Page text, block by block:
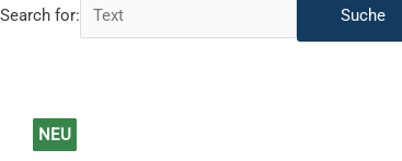
Search for:
100%
Viskose
NEU
NEU
NEU
NEU
NEU
NEU
NEU
NEU